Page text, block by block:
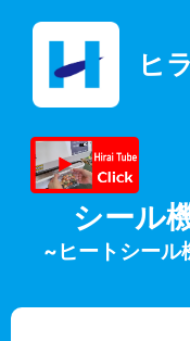
ヒ
シール
~ヒートシール